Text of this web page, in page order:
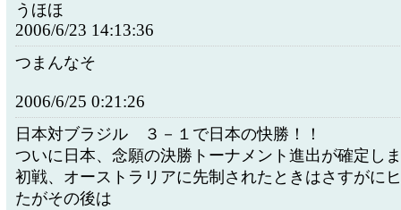
うほほ
2006/6/23 14:13:36
つまんなそ
2006/6/25 0:21:26
日本対ブラジル ３－１で日本の快勝！！
ついに日本、念願の決勝トーナメント進出が確定し
初戦、オーストラリアに先制されたときはさすがに
たがその後は